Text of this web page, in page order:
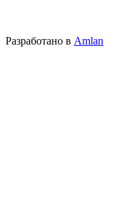
Разработано в Amlan